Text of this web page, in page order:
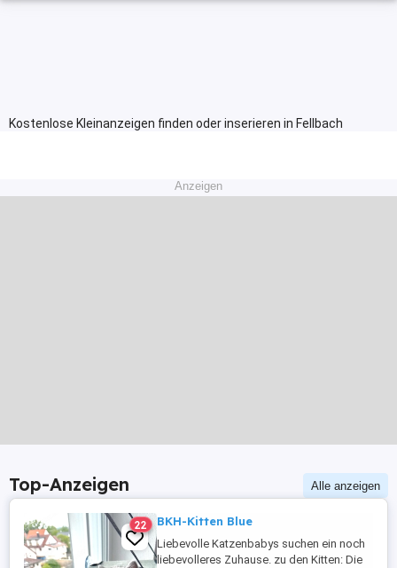
Kostenlose Kleinanzeigen finden oder inserieren in Fellbach
Anzeigen
Top-Anzeigen Alle anzeigen
22 BKH-Kitten Blue
Liebevolle Katzenbabys suchen ein noch
liebevolleres Zuhause. zu den Kitten: Die